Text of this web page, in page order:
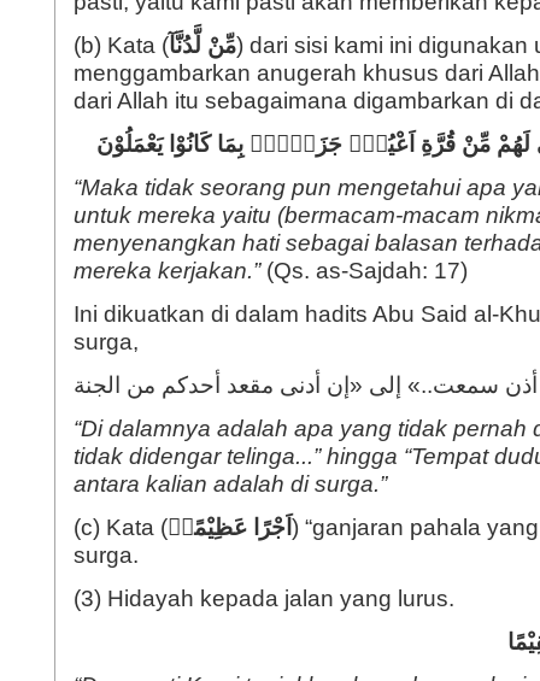
(b) Kata (مِّنْ لَّدُنَّآ) dari sisi kami ini digunakan
menggambarkan anugerah khusus dari
dari Allah itu sebagaimana digambarkan di
لَهُمْ مِّنْ قُرَّةِ اَعْيُنٍۚ جَزَاۤءًۢ بِمَا كَانُوْا يَعْمَلُوْنَ
“Maka tidak seorang pun mengetahui apa
untuk mereka yaitu (bermacam-macam
menyenangkan hati sebagai balasan
mereka kerjakan.”(Qs. as-Sajdah: 17)
Ini dikuatkan di dalam hadits Abu Said al-
surga,
أذن سمعت..» إلى «إن أدنى مقعد أحدكم من الجنة
“Di dalamnya adalah apa yang tidak pernah
tidak didengar telinga...” hingga “Tempat
antara kalian adalah di surga.”
(c) Kata (اَجْرًا عَظِيْمًاۙ ) “ganjaran pahala
surga.
(3) Hidayah kepada jalan yang lurus.